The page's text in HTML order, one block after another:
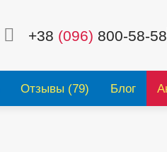
+38 (096) 800-58-58
Отзывы (79) Блог